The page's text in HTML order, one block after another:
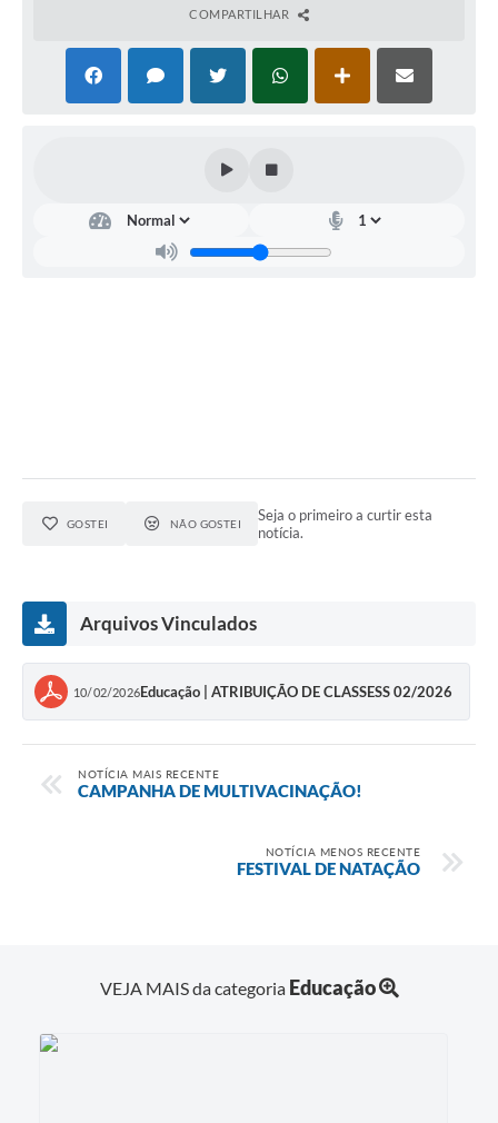
COMPARTILHAR
GOSTEI NÃO GOSTEI
Seja o primeiro a curtir esta
notícia.
Arquivos Vinculados
10/02/2026Educação | ATRIBUIÇÃO DE CLASSESS 02/2026
NOTÍCIA MAIS RECENTE
CAMPANHA DE MULTIVACINAÇÃO!
NOTÍCIA MENOS RECENTE
FESTIVAL DE NATAÇÃO
VEJA MAIS da categoria Educação